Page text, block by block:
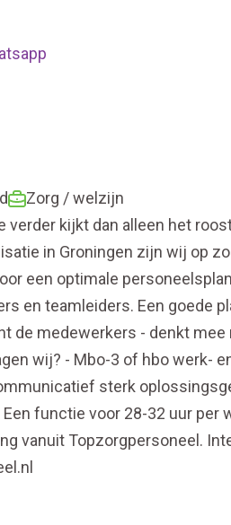
Zorg / welzijn
verder kijkt dan alleen het
in Groningen zijn wij op
een optimale
en teamleiders. Een goede
de medewerkers - denkt
wij? - Mbo-3 of hbo werk-
sterk
functie voor 28-32 uur
vanuit Topzorgpersoneel.